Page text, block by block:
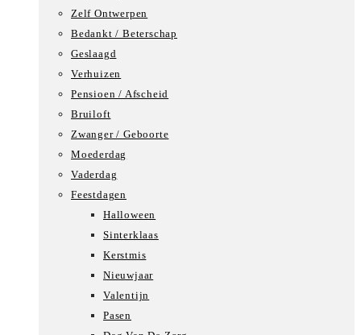
Zelf Ontwerpen
Bedankt / Beterschap
Geslaagd
Verhuizen
Pensioen / Afscheid
Bruiloft
Zwanger / Geboorte
Moederdag
Vaderdag
Feestdagen
Halloween
Sinterklaas
Kerstmis
Nieuwjaar
Valentijn
Pasen